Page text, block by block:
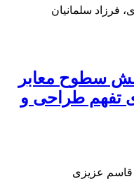
فرزاد سلمانیان
سطوح معابر
تفهم طراحی و
قاسم عزیزی